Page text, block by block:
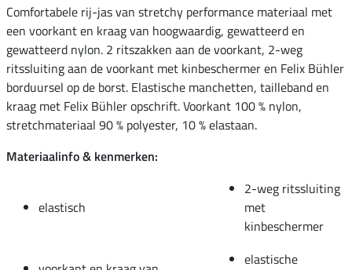
Comfortabele rij-jas van stretchy performance materiaal met
een voorkant en kraag van hoogwaardig, gewatteerd en
gewatteerd nylon. 2 ritszakken aan de voorkant, 2-weg
ritssluiting aan de voorkant met kinbeschermer en Felix Bühler
borduursel op de borst. Elastische manchetten, tailleband en
kraag met Felix Bühler opschrift. Voorkant 100 % nylon,
stretchmateriaal 90 % polyester, 10 % elastaan.
Materiaalinfo & kenmerken:
elastisch
2-weg ritssluiting
met
kinbeschermer
elastische